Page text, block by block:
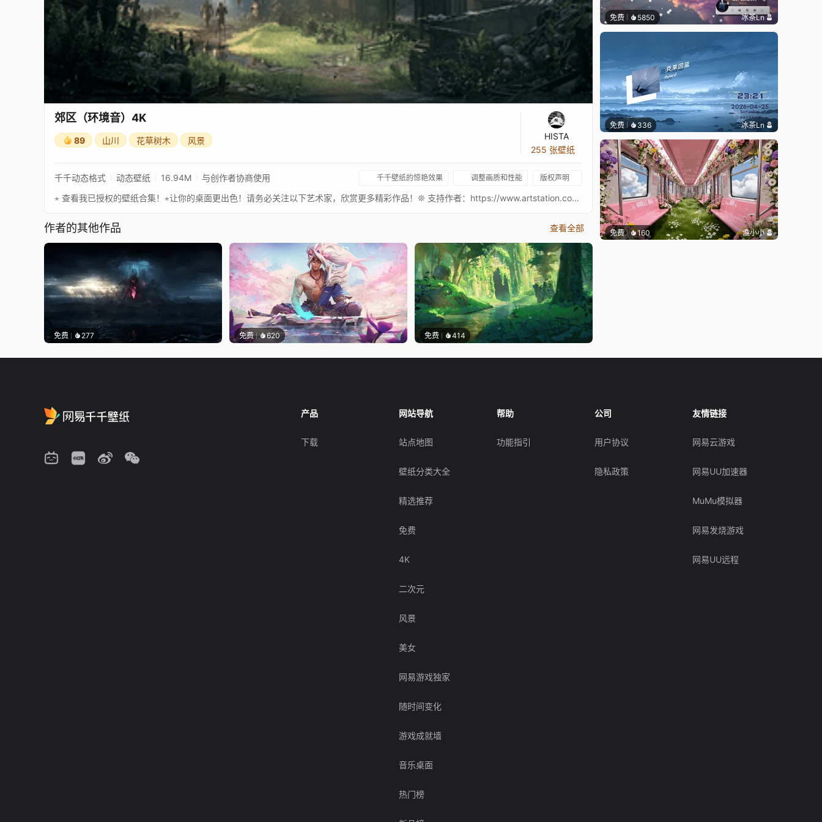
郊区（环境音）4K
89 山川 花草树木 风景
HISTA
255 张壁纸
千千动态格式 动态壁纸 16.94M 与创作者协商使用 千千壁纸的惊艳效果 调整画质和性能 版权声明
⋆ 查看我已授权的壁纸合集！⋆让你的桌面更出色！请务必关注以下艺术家，欣赏更多精彩作品！❊ 支持作者：https://www.artstation.com/toivohuhtaniska你想让我为你制作壁纸吗？立即订购！如果想支持我，请考虑捐赠。♪ Eternal Eclipse - Reach (feat. Merethe Soltvedt)❧ 你可以在这里关注我：• Twitter • YouTube • Reddit • ArtStation • 我的官网
作者的其他作品 查看全部
免费 277 免费 620 免费 414
免费 5850 冰茶Ln
免费 336 冰茶Ln
免费 160 渔小小
产品
下载
网站导航
站点地图
壁纸分类大全
精选推荐
免费
4K
二次元
风景
美女
网易游戏独家
随时间变化
游戏成就墙
音乐桌面
热门榜
帮助
功能指引
公司
用户协议
隐私政策
友情链接
网易云游戏
网易UU加速器
MuMu模拟器
网易发烧游戏
网易UU远程